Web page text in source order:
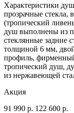
Характеристики
прозрачные
(тропический
душ выполнены из
стеклянные задние
толщиной 6 мм,
профиль,
тропический душ,
из нержавеющей
Акция
91 990 р. 122 600 р.